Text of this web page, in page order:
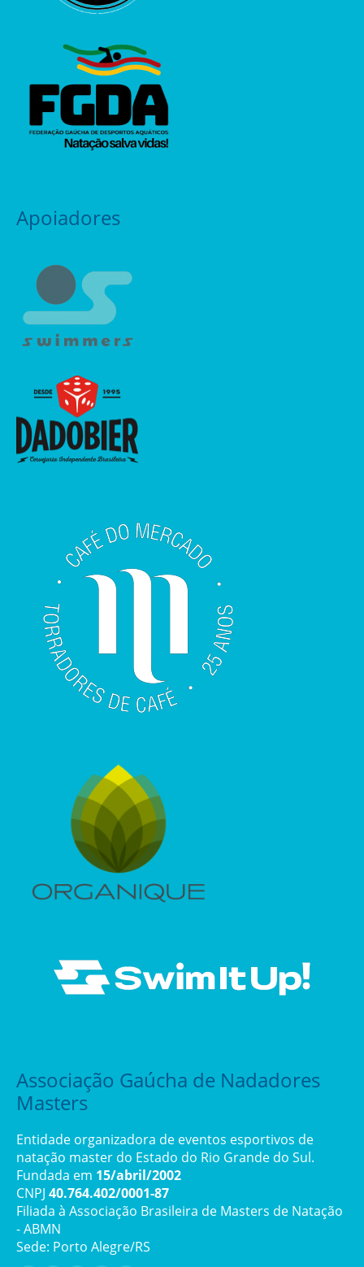
Apoiadores
Associação Gaúcha de Nadadores
Masters
Entidade organizadora de eventos esportivos de
natação master do Estado do Rio Grande do Sul.
Fundada em 15/abril/2002
CNPJ 40.764.402/0001-87
Filiada à Associação Brasileira de Masters de Natação
- ABMN
Sede: Porto Alegre/RS